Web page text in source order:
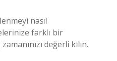
nasıl
farklı bir
değerli kılın.